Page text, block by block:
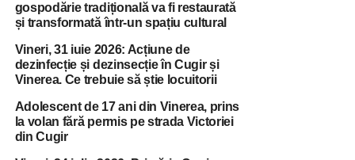
gospodărie tradițională va fi restaurată
și transformată într-un spațiu cultural
Vineri, 31 iuie 2026: Acțiune de
dezinfecție și dezinsecție în Cugir și
Vinerea. Ce trebuie să știe locuitorii
Adolescent de 17 ani din Vinerea, prins
la volan fără permis pe strada Victoriei
din Cugir